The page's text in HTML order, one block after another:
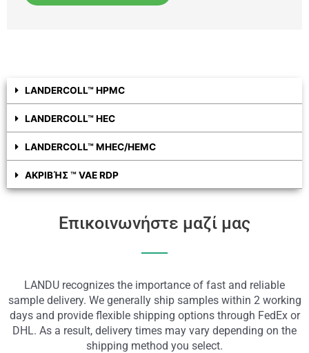
LANDERCOLL™ HPMC
LANDERCOLL™ HEC
LANDERCOLL™ MHEC/HEMC
ΑΚΡΙΒΉΣ ™ VAE RDP
Επικοινωνήστε μαζί μας
LANDU recognizes the importance of fast and reliable
sample delivery. We generally ship samples within 2 working
days and provide flexible shipping options through FedEx or
DHL. As a result, delivery times may vary depending on the
shipping method you select.